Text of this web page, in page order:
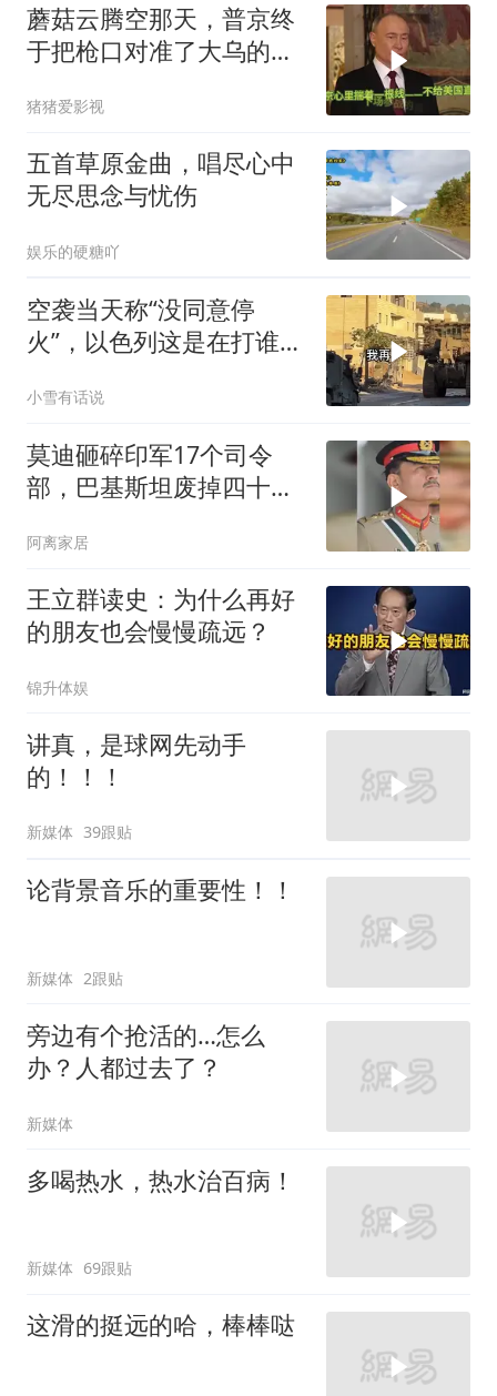
蘑菇云腾空那天，普京终
于把枪口对准了大乌的军
猪猪爱影视
五首草原金曲，唱尽心中
无尽思念与忧伤
娱乐的硬糖吖
空袭当天称“没同意停
火”，以色列这是在打谁的
小雪有话说
莫迪砸碎印军17个司令
部，巴基斯坦废掉四十年
变天
阿离家居
王立群读史：为什么再好
的朋友也会慢慢疏远？
锦升体娱
讲真，是球网先动手
的！！！
新媒体 39跟贴
论背景音乐的重要性！！
新媒体 2跟贴
旁边有个抢活的…怎么
办？人都过去了？
新媒体
多喝热水，热水治百病！
新媒体 69跟贴
这滑的挺远的哈，棒棒哒